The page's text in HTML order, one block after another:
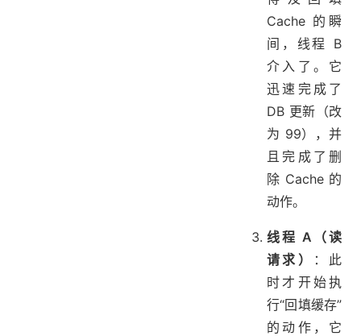
Cache 的瞬
间，线程 B
介入了。它
迅速完成了
DB 更新（改
为 99），并
且完成了删
除 Cache 的
动作。
线程 A（读
请求）
：此
时才开始执
行“回填缓存”
的动作，它